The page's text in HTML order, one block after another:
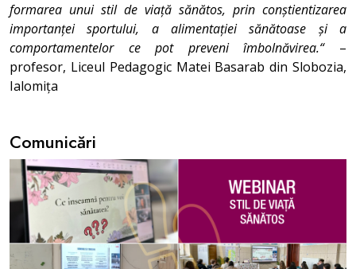
formarea unui stil de viață sănătos, prin conștientizarea
importanței sportului, a alimentației sănătoase și a
comportamentelor ce pot preveni îmbolnăvirea.“–
profesor, Liceul Pedagogic Matei Basarab din Slobozia,
Ialomița
Comunicări